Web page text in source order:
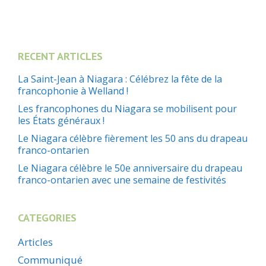
RECENT ARTICLES
La Saint-Jean à Niagara : Célébrez la fête de la
francophonie à Welland !
Les francophones du Niagara se mobilisent pour
les États généraux !
Le Niagara célèbre fièrement les 50 ans du drapeau
franco-ontarien
Le Niagara célèbre le 50e anniversaire du drapeau
franco-ontarien avec une semaine de festivités
CATEGORIES
Articles
Communiqué